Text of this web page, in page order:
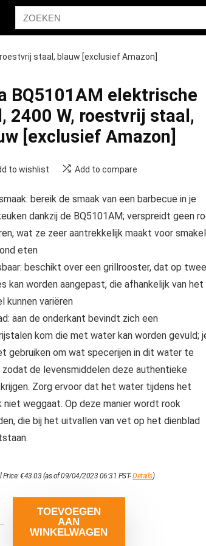
staal, blauw [exclusief Amazon]
BQ5101AM elektrische
2400 W, roestvrij staal,
[exclusief Amazon]
to wishlist Add to compare
bereik de smaak van een barbecue in je
dankzij de BQ5101AM; verspreidt geen
wat ze zeer aantrekkelijk maakt voor
eten
beschikt over een grillrooster, dat op twee
kan worden aangepast, die afhankelijk van het
kunnen variëren
aan de onderkant bevindt zich een
kom die met water kan worden gevuld;
gebruiken om wat specerijen in dit water te
zodat de levensmiddelen deze authentieke
Zorg ervoor dat het water tijdens het
niet weggaat. Op deze manier wordt rook
die bij het uitvallen van vet op het dienblad
Price:€43.03 (as of 09/04/2023 06:31 PST-Details)
TOEVOEGEN
AAN
WINKELWAGEN